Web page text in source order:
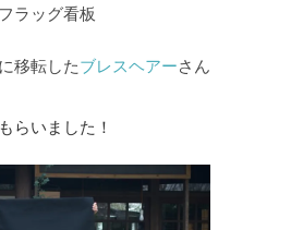
ラッグ看板
移転したブレスヘアーさん
らいました！